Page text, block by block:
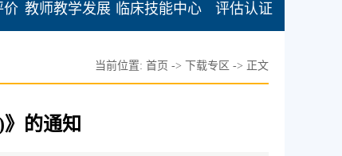
价 教师教学发展 临床技能中心 评估认证
当前位置: 首页 -> 下载专区 -> 正文
的通知